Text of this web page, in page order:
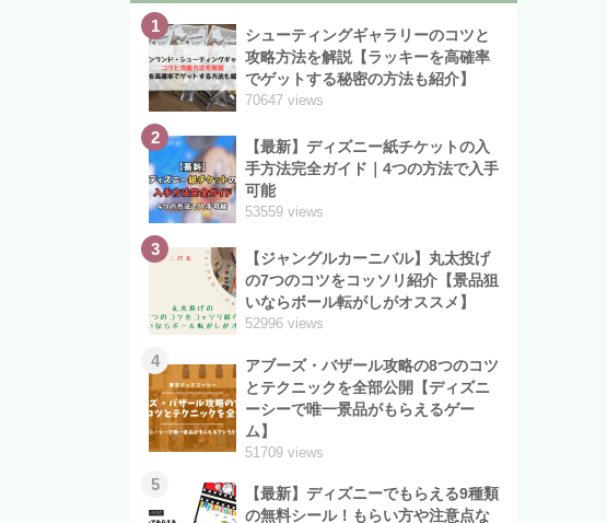
1
シューティングギャラリーのコツと
攻略方法を解説【ラッキーを高確率
でゲットする秘密の方法も紹介】
70647 views
2
【最新】ディズニー紙チケットの入
手方法完全ガイド｜4つの方法で入手
可能
53559 views
3
【ジャングルカーニバル】丸太投げ
の7つのコツをコッソリ紹介【景品狙
いならボール転がしがオススメ】
52996 views
4
アブーズ・バザール攻略の8つのコツ
とテクニックを全部公開【ディズニ
ーシーで唯一景品がもらえるゲー
ム】
51709 views
5
【最新】ディズニーでもらえる9種類
の無料シール！もらい方や注意点な